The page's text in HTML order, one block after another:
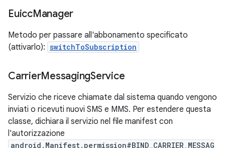
EuiccManager
Metodo per passare all'abbonamento specificato
(attivarlo): switchToSubscription
CarrierMessagingService
Servizio che riceve chiamate dal sistema quando vengono
inviati o ricevuti nuovi SMS e MMS. Per estendere questa
classe, dichiara il servizio nel file manifest con
l'autorizzazione
android.Manifest.permission#BIND_CARRIER_MESSAG